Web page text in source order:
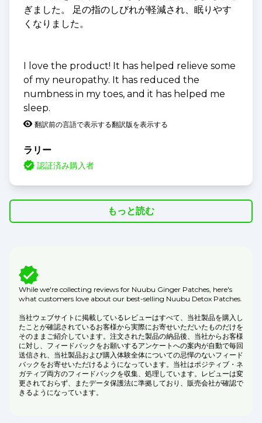
ぎました。 足の指のしびれが軽減され、眠りやす
くなりました。
I love the product! It has helped relieve some
of my neuropathy. It has reduced the
numbness in my toes, and it has helped me
sleep.
翻訳前の言語で表示する翻訳版を表示する
ラリー
認証済み購入者
もっと読む
While we're collecting reviews for Nuubu Ginger Patches, here's
what customers love about our best-selling Nuubu Detox Patches.
当社ウェブサイトに掲載しているレビューはすべて、当社製品を購入し
たことが確認されているお客様から実際にお寄せいただいたものだけを
そのままご紹介しています。注文された製品の納品後、当社からお客様
に対し、フィードバックをお願いするアンケートへの案内が自動で毎回
送信され、当社製品および購入体験全体についての忌憚のないフィード
バックをお寄せいただけるようになっています。当社はポジティブ・ネ
ガティブ両方のフィードバックを収集、処理しています。レビューは変
更されておらず、またデータ保護法に準拠しており、販売会社が確認で
きるようになっています。